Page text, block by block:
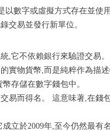
以數字或虛擬方式存在並
交易並發行新單位。
,它不依賴銀行來驗證交易
實物貨幣,而是純粹作為描
存儲在數字錢包中。
易而得名。 這意味著,在錢
成立於2009年,至今仍然最有